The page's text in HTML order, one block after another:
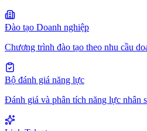
Đào tạo Doanh nghiệp
Chương trình đào tạo theo nhu cầu
Bộ đánh giá năng lực
Đánh giá và phân tích năng lực nhân